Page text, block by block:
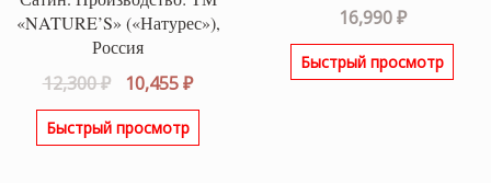
«NATURE’S» («Натурес»),
Россия
12,300₽
Первоначальная
цена
составляла
10,455₽Текущая
цена:
Быстрый просмотр
Оценка5.00
из 5
16,990₽
Быстрый просмотр